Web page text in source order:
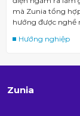
mà Zunia tổng
hướng được nghề
Hướng nghiệp
Zunia